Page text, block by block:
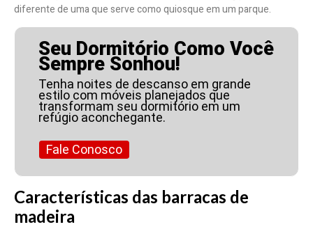
diferente de uma que serve como quiosque em um parque.
Seu Dormitório Como Você
Sempre Sonhou!
Tenha noites de descanso em grande
estilo com móveis planejados que
transformam seu dormitório em um
refúgio aconchegante.
Fale Conosco
Características das barracas de
madeira